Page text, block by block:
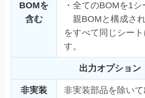
BOMを
含む
・全てのBOMを1シ
親BOMと構成さ
をすべて同じシー
す。
出力オプション
非実装
非実装部品を除いて